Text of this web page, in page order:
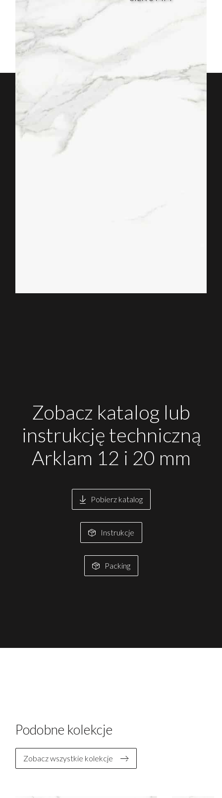
Zobacz katalog lub
instrukcję techniczną
Arklam 12 i 20 mm
Pobierz katalog
Instrukcje
Packing
Podobne kolekcje
Zobacz wszystkie kolekcje